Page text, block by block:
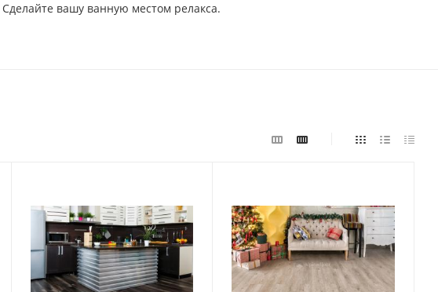
вашу ванную местом релакса.